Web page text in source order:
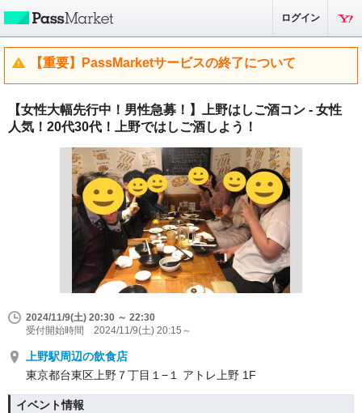
ログイン
【重要】PassMarketサービスの終了について
【女性大幅先行中！男性急募！】上野はしご酒コン - 女性
人気！20代30代！上野ではしご酒しよう！
2024/11/9(土) 20:30 ～ 22:30
受付開始時間 2024/11/9(土) 20:15～
上野駅周辺の飲食店
東京都台東区上野７丁目１−１ アトレ上野 1F
イベント情報